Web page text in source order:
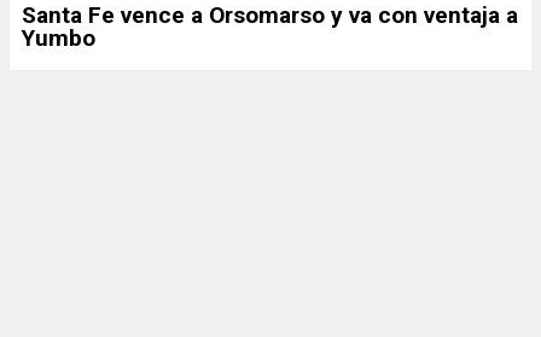
Santa Fe vence a Orsomarso y va con ventaja a
Yumbo